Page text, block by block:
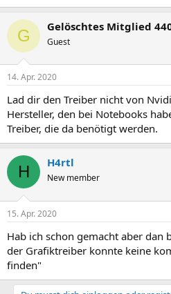
G Gelöschtes Mitglied
Guest
14. Apr. 2020
Lad dir den Treiber nicht von
Hersteller, den bei Notebooks
Treiber, die da benötigt werden.
H H4rtl
New member
15. Apr. 2020
Hab ich schon gemacht aber dan
der Grafiktreiber konnte keine
finden"